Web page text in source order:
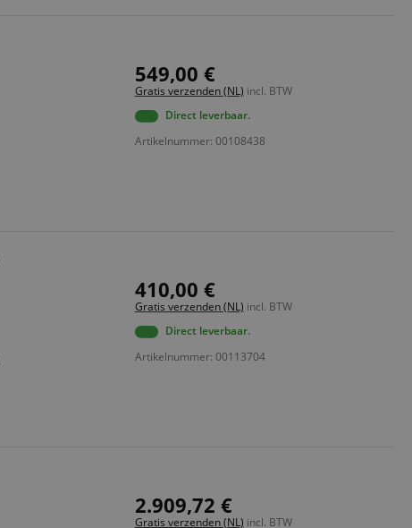
549,00 €
Gratis verzenden (NL) incl. BTW
Direct leverbaar.
Artikelnummer: 00108438
410,00 €
Gratis verzenden (NL) incl. BTW
Direct leverbaar.
Artikelnummer: 00113704
2.909,72 €
Gratis verzenden (NL) incl. BTW